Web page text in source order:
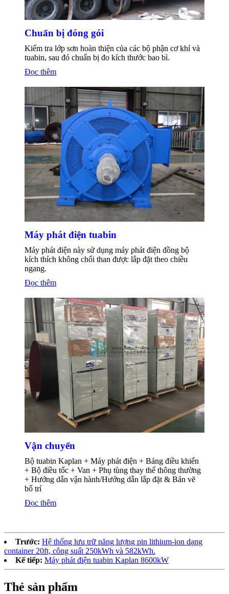
Chuẩn bị đóng gói
Kiểm tra lớp sơn hoàn thiện của các bộ phận cơ khí và
tuabin, sau đó chuẩn bị đo kích thước bao bì.
Đọc thêm
Máy phát điện tuabin
Máy phát điện này sử dụng máy phát điện đồng bộ
kích thích không chổi than được lắp đặt theo chiều
ngang.
Đọc thêm
Vận chuyển
Bộ tuabin Kaplan + Máy phát điện + Bảng điều khiển
+ Bộ điều tốc + Van + Phụ tùng thay thế thông thường
+ Hướng dẫn vận hành/Hướng dẫn lắp đặt & Bản vẽ
bố trí
Đọc thêm
Trước: Hệ thống lưu trữ năng lượng pin lithium-ion dạng
container 20ft, công suất 250kWh và 582kWh.
Kế tiếp: Máy phát điện tuabin Kaplan 8600kW
Thẻ sản phẩm